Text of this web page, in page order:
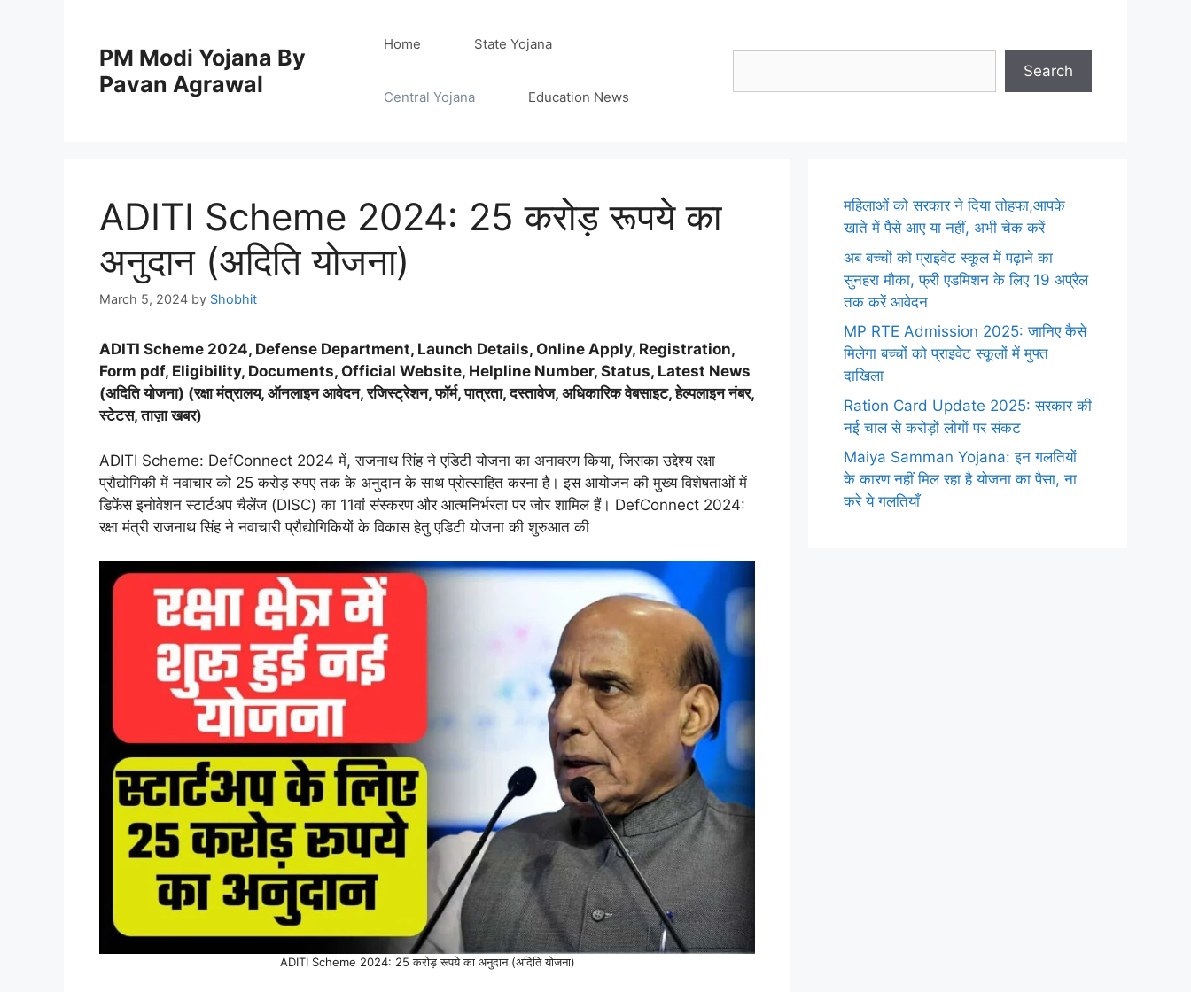
PM Modi Yojana By
Pavan Agrawal
Home State Yojana
Central Yojana Education News
Search
ADITI Scheme 2024: 25 करोड़ रूपये का
अनुदान (अदिति योजना)
March 5, 2024 by Shobhit
ADITI Scheme 2024, Defense Department, Launch Details, Online Apply, Registration,
Form pdf, Eligibility, Documents, Official Website, Helpline Number, Status, Latest News
(अदिति योजना) (रक्षा मंत्रालय, ऑनलाइन आवेदन, रजिस्ट्रेशन, फॉर्म, पात्रता, दस्तावेज, अधिकारिक वेबसाइट, हेल्पलाइन नंबर,
स्टेटस, ताज़ा खबर)
ADITI Scheme: DefConnect 2024 में, राजनाथ सिंह ने एडिटी योजना का अनावरण किया, जिसका उद्देश्य रक्षा
प्रौद्योगिकी में नवाचार को 25 करोड़ रुपए तक के अनुदान के साथ प्रोत्साहित करना है। इस आयोजन की मुख्य विशेषताओं में
डिफेंस इनोवेशन स्टार्टअप चैलेंज (DISC) का 11वां संस्करण और आत्मनिर्भरता पर जोर शामिल हैं। DefConnect 2024:
रक्षा मंत्री राजनाथ सिंह ने नवाचारी प्रौद्योगिकियों के विकास हेतु एडिटी योजना की शुरुआत की
ADITI Scheme 2024: 25 करोड़ रूपये का अनुदान (अदिति योजना)
महिलाओं को सरकार ने दिया तोहफा,आपके
खाते में पैसे आए या नहीं, अभी चेक करें
अब बच्चों को प्राइवेट स्कूल में पढ़ाने का
सुनहरा मौका, फ्री एडमिशन के लिए 19 अप्रैल
तक करें आवेदन
MP RTE Admission 2025: जानिए कैसे
मिलेगा बच्चों को प्राइवेट स्कूलों में मुफ्त
दाखिला
Ration Card Update 2025: सरकार की
नई चाल से करोड़ों लोगों पर संकट
Maiya Samman Yojana: इन गलतियों
के कारण नहीं मिल रहा है योजना का पैसा, ना
करे ये गलतियाँ